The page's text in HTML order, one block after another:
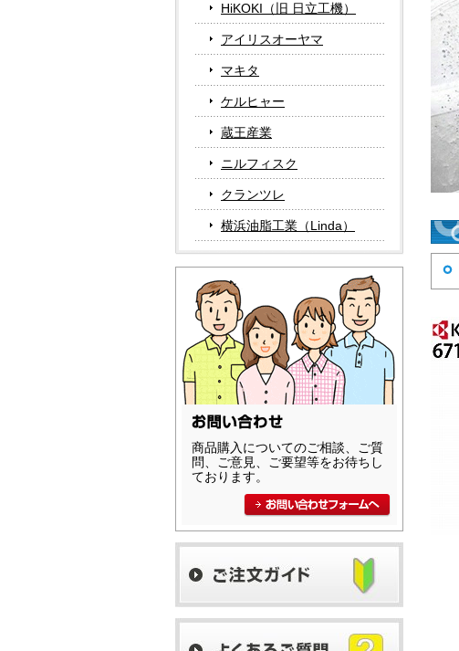
HiKOKI（旧 日立工機）
アイリスオーヤマ
マキタ
ケルヒャー
蔵王産業
ニルフィスク
クランツレ
横浜油脂工業（Linda）
商品購入についてのご相談、ご質
問、ご意見、ご要望等をお待ちし
ております。